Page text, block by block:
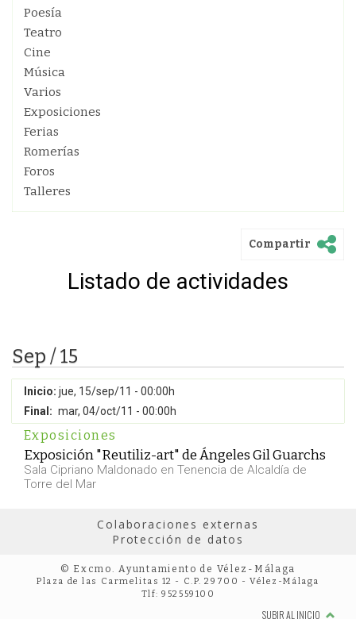
Poesía
Teatro
Cine
Música
Varios
Exposiciones
Ferias
Romerías
Foros
Talleres
Compartir
Listado de actividades
Sep / 15
Inicio: jue, 15/sep/11 - 00:00h
Final: mar, 04/oct/11 - 00:00h
Exposiciones
Exposición "Reutiliz-art" de Ángeles Gil Guarchs
Sala Cipriano Maldonado en Tenencia de Alcaldía de
Torre del Mar
Colaboraciones externas
Protección de datos
© Excmo. Ayuntamiento de Vélez-Málaga
Plaza de las Carmelitas 12 - C.P. 29700 - Vélez-Málaga
Tlf: 952559100
SUBIR AL INICIO